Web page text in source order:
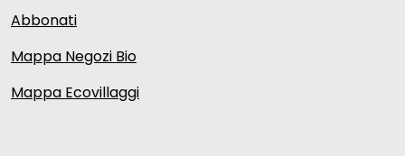
Abbonati
Mappa Negozi Bio
Mappa Ecovillaggi